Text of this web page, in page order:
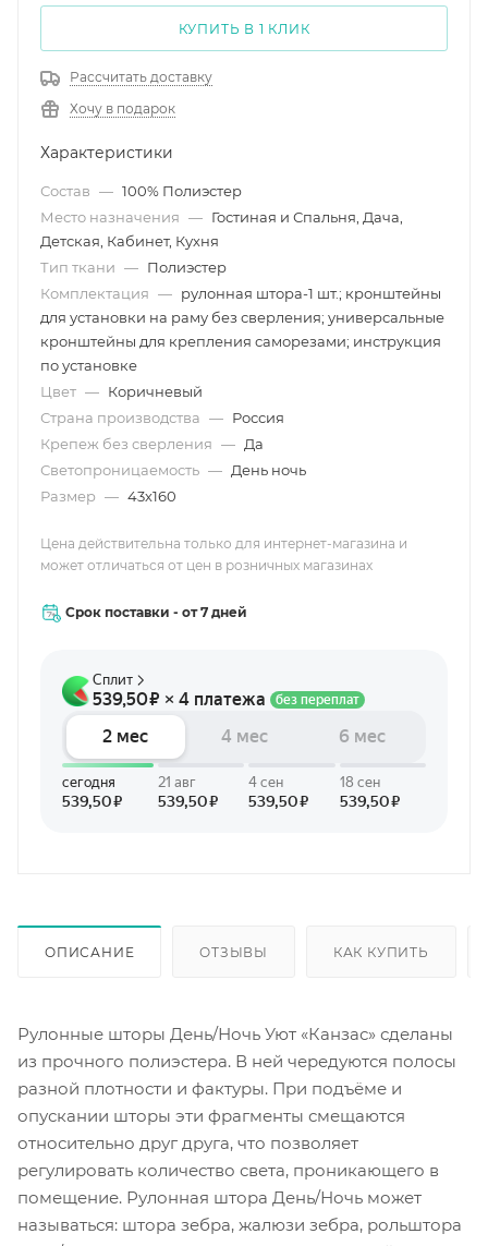
КУПИТЬ В 1 КЛИК
Рассчитать доставку
Хочу в подарок
Характеристики
Состав — 100% Полиэстер
Место назначения — Гостиная и Спальня, Дача,
Детская, Кабинет, Кухня
Тип ткани — Полиэстер
Комплектация — рулонная штора-1 шт.; кронштейны
для установки на раму без сверления; универсальные
кронштейны для крепления саморезами; инструкция
по установке
Цвет — Коричневый
Страна производства — Россия
Крепеж без сверления — Да
Светопроницаемость — День ночь
Размер — 43х160
Цена действительна только для интернет-магазина и
может отличаться от цен в розничных магазинах
Срок поставки - от 7 дней
ОПИСАНИЕ ОТЗЫВЫ КАК КУПИТЬ
Рулонные шторы День/Ночь Уют «Канзас» сделаны
из прочного полиэстера. В ней чередуются полосы
разной плотности и фактуры. При подъёме и
опускании шторы эти фрагменты смещаются
относительно друг друга, что позволяет
регулировать количество света, проникающего в
помещение. Рулонная штора День/Ночь может
называться: штора зебра, жалюзи зебра, рольштора